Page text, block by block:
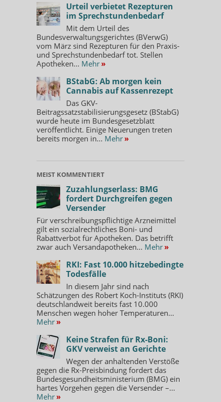
Urteil verbietet Rezepturen
im Sprechstundenbedarf
Mit dem Urteil des
Bundesverwaltungsgerichtes (BVerwG)
vom März sind Rezepturen für den Praxis-
und Sprechstundenbedarf tot. Stellen
Apotheken... Mehr »
BStabG: Ab morgen kein
Cannabis auf Kassenrezept
Das GKV-
Beitragssatzstabilisierungsgesetz (BStabG)
wurde heute im Bundesgesetzblatt
veröffentlicht. Einige Neuerungen treten
bereits morgen in... Mehr »
MEIST KOMMENTIERT
Zuzahlungserlass: BMG
fordert Durchgreifen gegen
Versender
Für verschreibungspflichtige Arzneimittel
gilt ein sozialrechtliches Boni- und
Rabattverbot für Apotheken. Das betrifft
zwar auch Versandapotheken... Mehr »
RKI: Fast 10.000 hitzebedingte
Todesfälle
In diesem Jahr sind nach
Schätzungen des Robert Koch-Instituts (RKI)
deutschlandweit bereits fast 10.000
Menschen wegen hoher Temperaturen...
Mehr »
Keine Strafen für Rx-Boni:
GKV verweist an Gerichte
Wegen der anhaltenden Verstöße
gegen die Rx-Preisbindung fordert das
Bundesgesundheitsministerium (BMG) ein
hartes Vorgehen gegen die Versender –...
Mehr »